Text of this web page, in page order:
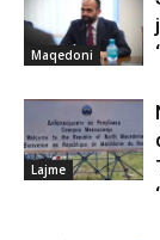
Maqedoni
Lajme